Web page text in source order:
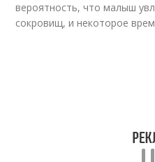
вероятность, что малыш
сокровищ, и некоторое